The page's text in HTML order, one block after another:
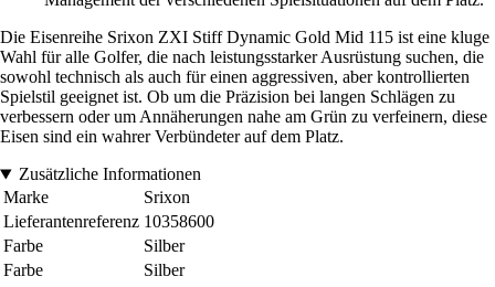
Die Eisenreihe Srixon ZXI Stiff Dynamic Gold Mid 115 ist eine kluge
Wahl für alle Golfer, die nach leistungsstarker Ausrüstung suchen, die
sowohl technisch als auch für einen aggressiven, aber kontrollierten
Spielstil geeignet ist. Ob um die Präzision bei langen Schlägen zu
verbessern oder um Annäherungen nahe am Grün zu verfeinern, diese
Eisen sind ein wahrer Verbündeter auf dem Platz.
Zusätzliche Informationen
Marke
Srixon
Lieferantenreferenz 10358600
Farbe
Silber
Farbe
Silber